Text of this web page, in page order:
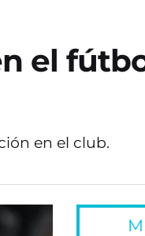
el
en el club.